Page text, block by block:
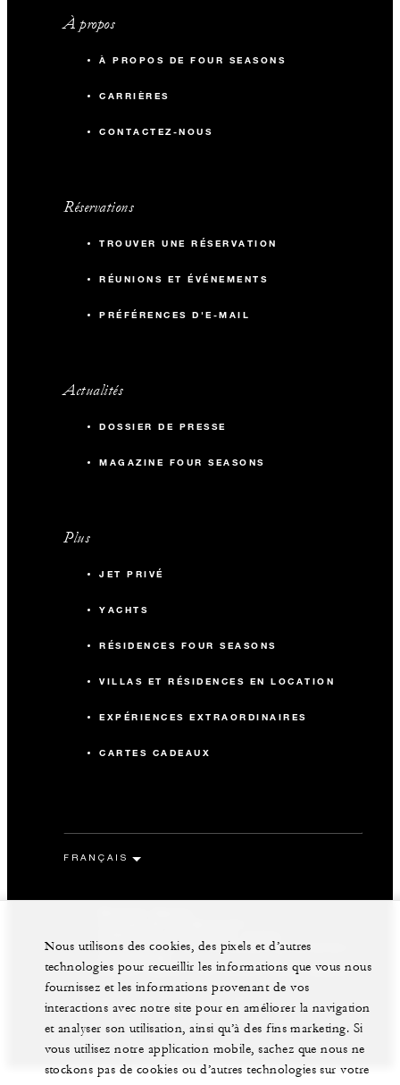
À propos
À PROPOS DE FOUR SEASONS
CARRIÈRES
CONTACTEZ-NOUS
Réservations
TROUVER UNE RÉSERVATION
RÉUNIONS ET ÉVÉNEMENTS
PRÉFÉRENCES D'E-MAIL
Actualités
DOSSIER DE PRESSE
MAGAZINE FOUR SEASONS
Plus
JET PRIVÉ
YACHTS
RÉSIDENCES FOUR SEASONS
VILLAS ET RÉSIDENCES EN LOCATION
EXPÉRIENCES EXTRAORDINAIRES
CARTES CADEAUX
Ne pas vendre mes informations personnelles
Mention légales - Four Seasons Resort Mègeve
©Four Seasons Hotels Limited 1997-2026. Tous droits
réservés.
Nous utilisons des cookies, des pixels et d’autres
technologies pour recueillir les informations que vous nous
fournissez et les informations provenant de vos
interactions avec notre site pour en améliorer la navigation
et analyser son utilisation, ainsi qu’à des fins marketing. Si
vous utilisez notre application mobile, sachez que nous ne
stockons pas de cookies ou d’autres technologies sur votre